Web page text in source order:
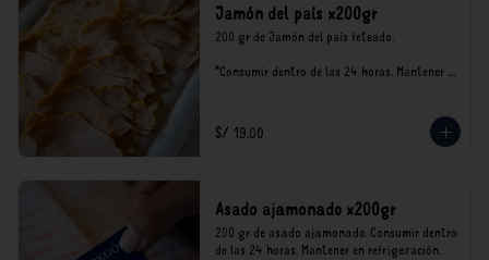
Jamón del país x200gr
200 gr de Jamón del país feteado.
*Consumir dentro de las 24 horas. Mantener
incluyen impuestos de ley y recargo al
consumo.
S/ 19.00
Asado ajamonado x200gr
200 gr de asado ajamonado. Consumir dentro
de las 24 horas. Mantener en refrigeración.